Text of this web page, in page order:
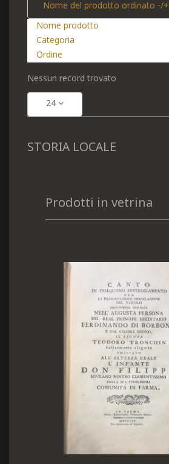
Nome del prodotto ordinato -/+
Nome prodotto
Categoria
Ordine
Nessun record trovato
24
STORIA LOCALE
Prodotti in vetrina